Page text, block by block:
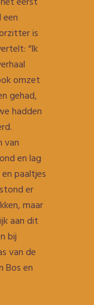
is
“Ik
omzet
gehad,
hadden
van
en lag
paaltjes
er
maar
aan dit
bij
van de
Bos en